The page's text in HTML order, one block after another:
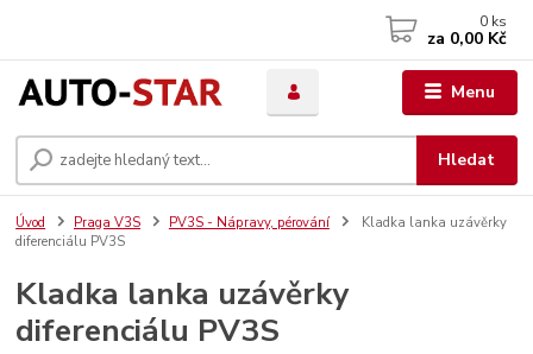
Menu
Hledat
0 ks
za 0,00 Kč
Úvod Praga V3S PV3S - Nápravy, pérování
Kladka lanka uzávěrky
diferenciálu PV3S
Kladka lanka uzávěrky
diferenciálu PV3S